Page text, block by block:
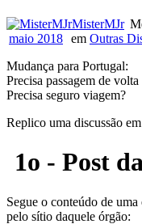
MisterMJr
maio 2018 em Outras
Mudança para Portugal:
Precisa passagem de
Precisa seguro viagem?
Replico uma discussão
1o - Post
Segue o conteúdo de
pelo sítio daquele órgão: